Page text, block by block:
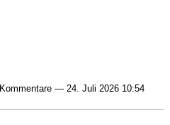
Kommentare — 24. Juli 2026 10:54